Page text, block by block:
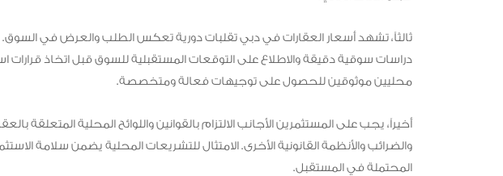
ثالثاً، تشهد أسعار العقارات في دبي تقلبات دورية تعكس الطلب والعرض في السوق.
دراسات سوقية دقيقة والاطلاع على التوقعات المستقبلية للسوق قبل اتخاذ قرارات
محليين موثوقين للحصول على توجيهات فعالة ومتخصصة.
أخيراً، يجب على المستثمرين الأجانب الالتزام بالقوانين واللوائح المحلية المتعلقة
والضرائب والأنظمة القانونية الأخرى. الامتثال للتشريعات المحلية يضمن سلامة
المحتملة في المستقبل.